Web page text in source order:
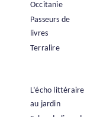
Occitanie
Passeurs de
livres
Terralire
L’écho littéraire
au jardin